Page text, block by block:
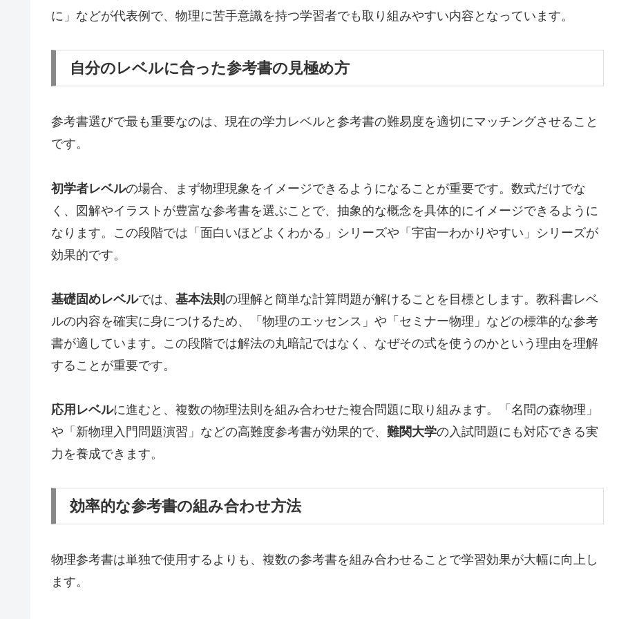
に」などが代表例で、物理に苦手意識を持つ学習者でも取り組みやすい内容となっています。
自分のレベルに合った参考書の見極め方
参考書選びで最も重要なのは、現在の学力レベルと参考書の難易度を適切にマッチングさせること
です。
初学者レベルの場合、まず物理現象をイメージできるようになることが重要です。数式だけでな
く、図解やイラストが豊富な参考書を選ぶことで、抽象的な概念を具体的にイメージできるように
なります。この段階では「面白いほどよくわかる」シリーズや「宇宙一わかりやすい」シリーズが
効果的です。
基礎固めレベルでは、 基本法則 の理解と簡単な計算問題が解けることを目標とします。教科書レベ
ルの内容を確実に身につけるため、「物理のエッセンス」や「セミナー物理」などの標準的な参考
書が適しています。この段階では解法の丸暗記ではなく、なぜその式を使うのかという理由を理解
することが重要です。
応用レベルに進むと、複数の物理法則を組み合わせた複合問題に取り組みます。「名問の森物理」
や「新物理入門問題演習」などの高難度参考書が効果的で、 難関大学の入試問題にも対応できる実
力を養成できます。
効率的な参考書の組み合わせ方法
物理参考書は単独で使用するよりも、複数の参考書を組み合わせることで学習効果が大幅に向上し
ます。